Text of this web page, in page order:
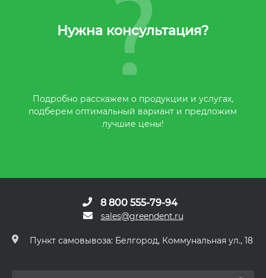
Нужна консультация?
Подробно расскажем о продукции и услугах,
подберем оптимальный вариант и предложим
лучшие цены!
8 800 555-79-94
sales@greendent.ru
Пункт самовывоза: Белгород, Коммунальная ул., 18